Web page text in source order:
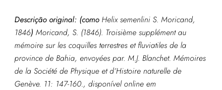
Descrição original: (comoHelix semenlini S. Moricand,
1846) Moricand, S. (1846). Troisième supplément au
mémoire sur les coquilles terrestres et fluviatiles de la
province de Bahia, envoyées par. M.J. Blanchet. Mémoires
de la Société de Physique et d’Histoire naturelle de
Genève. 11: 147-160., disponível online em